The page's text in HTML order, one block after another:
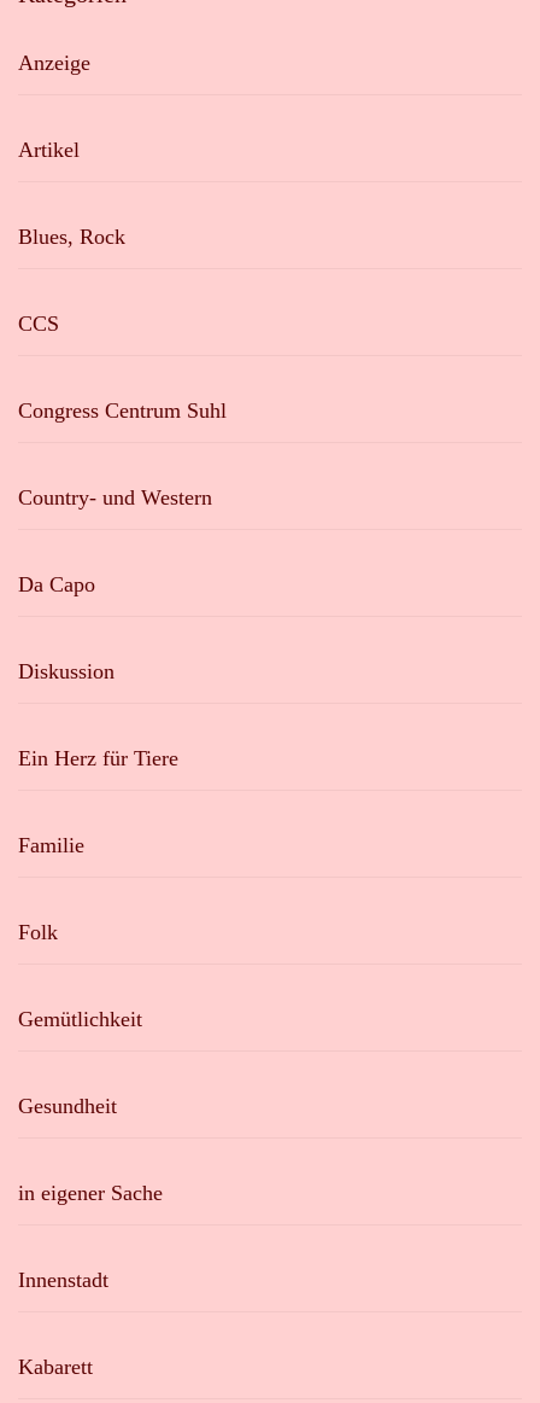
Anzeige
Artikel
Blues, Rock
CCS
Congress Centrum Suhl
Country- und Western
Da Capo
Diskussion
Ein Herz für Tiere
Familie
Folk
Gemütlichkeit
Gesundheit
in eigener Sache
Innenstadt
Kabarett